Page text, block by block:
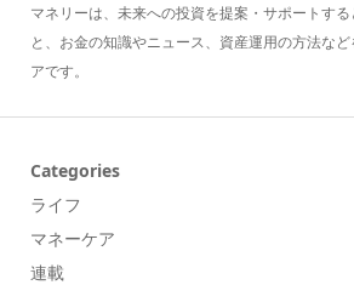
マネリーは、未来への投資を提案・サポートす
と、お金の知識やニュース、資産運用の方法な
アです。
Categories
ライフ
マネーケア
連載